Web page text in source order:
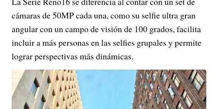
cámaras de 50MP cada una, como su selfie ultra gran
angular con un campo de visión de 100 grados, facilita
incluir a más personas en las selfies grupales y permite
lograr perspectivas más dinámicas.